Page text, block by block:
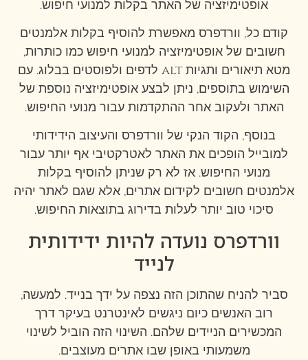
אופטימיזציה של האתר בקלות למנועי חיפוש.
קודם כל, וורדפרס מאפשרת להוסיף בקלות אלמנטים
חשובים של אופטימיזציה למנועי חיפוש כמו כותרות,
מטא תיאורים ותגיות alt לדפים ולפוסטים בבלוג. עם
השימוש בתוספים, ניתן לבצע אופטימיזציה נוספת של
האתר ולעקוב אחר ההתקדמות עבור מנועי החיפוש.
בנוסף, הקוד הנקי של וורדפרס והעיצוב הידידותי
למובייל הופכים את האתר לאטרקטיבי אף יותר עבור
מנועי החיפוש. אז לא רק שניתן להוסיף בקלות
אלמנטים חשובים לקידום אתרים, אלא שגם לאתר יהיה
סיכוי טוב יותר לעלות בדירוג בתוצאות החיפוש.
וורדפרס נועדה להיות ידידותית
לנייד
סביר להניח שהתוכן הזה נצפה על ידך בנייד. למעשה,
רוב האנשים כיום ניגשים לאינטרנט בעיקר דרך
המכשירים הניידים שלהם. השינוי הזה הוביל לשינוי
משמעותי באופן שבו אתרים מעוצבים.